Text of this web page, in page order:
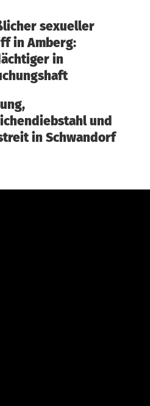
sexueller
in Amberg:
in
und
in Schwandorf